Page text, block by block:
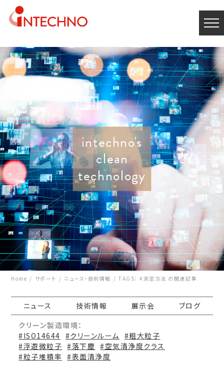
intechno's
clean
technology
Home サポート ニュース・技術情報 TAGS： #測定方法 の関連記事
ニュース 技術情報 展示会
ブログ
クリーン製造環境：
#ISO14644 #クリーンルーム #粗大粒子
#浮遊微粒子 #落下塵 #空気清浄度クラス
#粒子堆積率
#表面清浄度